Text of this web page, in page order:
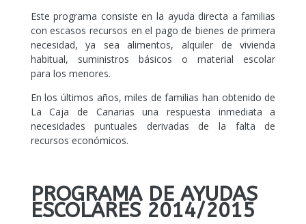
Este programa consiste en la ayuda directa a familias
con escasos recursos en el pago de bienes de primera
necesidad, ya sea alimentos, alquiler de vivienda
habitual, suministros básicos o material escolar
para los menores.
En los últimos años, miles de familias han obtenido de
La Caja de Canarias una respuesta inmediata a
necesidades puntuales derivadas de la falta de
recursos económicos.
PROGRAMA DE AYUDAS
ESCOLARES 2014/2015